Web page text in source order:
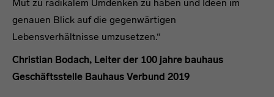
Mut zu radikalem Umdenken zu haben und Ideen im
genauen Blick auf die gegenwärtigen
Lebensverhältnisse umzusetzen.“
Christian Bodach, Leiter der 100 jahre bauhaus
Geschäftsstelle Bauhaus Verbund 2019